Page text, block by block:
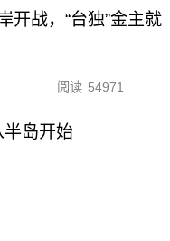
开战，“台独”金主就
阅读 54971
半岛开始